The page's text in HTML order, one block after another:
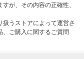
が、その内容の正確性、
うストアによって運営さ
、ご購入に関するご質問